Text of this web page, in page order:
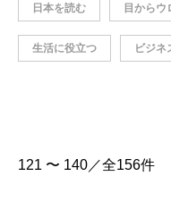
日本を読む 目からウ
生活に役立つ ビジネ
121 〜 140／全156件